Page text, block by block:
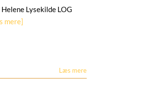
Lysekilde LOG
mere]
Læs mere